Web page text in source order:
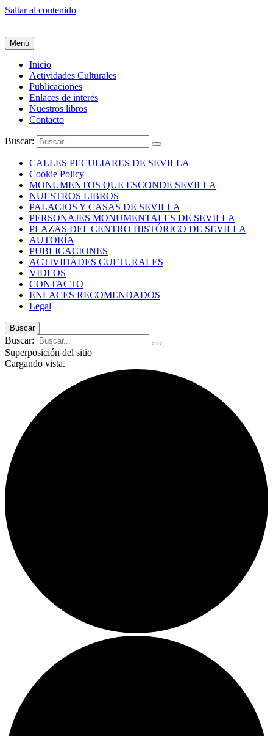
Saltar al contenido
Menú
Inicio
Actividades Culturales
Publicaciones
Enlaces de interés
Nuestros libros
Contacto
Buscar:
CALLES PECULIARES DE SEVILLA
Cookie Policy
MONUMENTOS QUE ESCONDE SEVILLA
NUESTROS LIBROS
PALACIOS Y CASAS DE SEVILLA
PERSONAJES MONUMENTALES DE SEVILLA
PLAZAS DEL CENTRO HISTÓRICO DE SEVILLA
AUTORÍA
PUBLICACIONES
ACTIVIDADES CULTURALES
VIDEOS
CONTACTO
ENLACES RECOMENDADOS
Legal
Buscar
Buscar:
Superposición del sitio
Cargando vista.